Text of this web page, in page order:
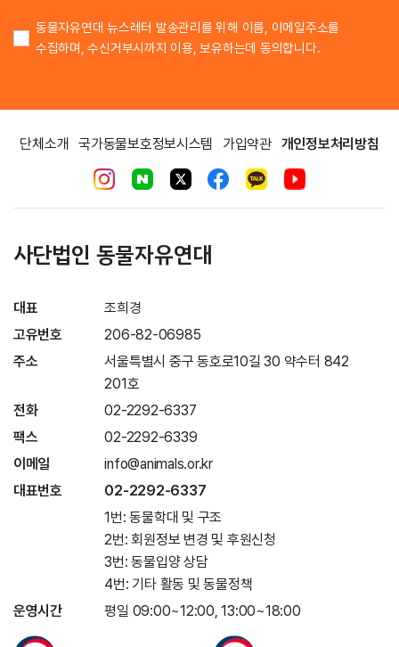
동물자유연대 뉴스레터 발송관리를 위해 이름, 이메일주소를
수집하며, 수신거부시까지 이용, 보유하는데 동의합니다.
단체소개 국가동물보호정보시스템 가입약관 개인정보처리방침
사단법인 동물자유연대
대표
조희경
고유번호
206-82-06985
주소
서울특별시 중구 동호로10길 30 약수터 842
201호
전화
02-2292-6337
팩스
02-2292-6339
이메일
info@animals.or.kr
대표번호
02-2292-6337
1번: 동물학대 및 구조
2번: 회원정보 변경 및 후원신청
3번: 동물입양 상담
4번: 기타 활동 및 동물정책
운영시간
평일 09:00~12:00, 13:00~18:00